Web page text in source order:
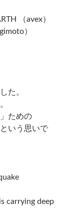
（avex）
）
た。
ための
いう思いで
carrying deep